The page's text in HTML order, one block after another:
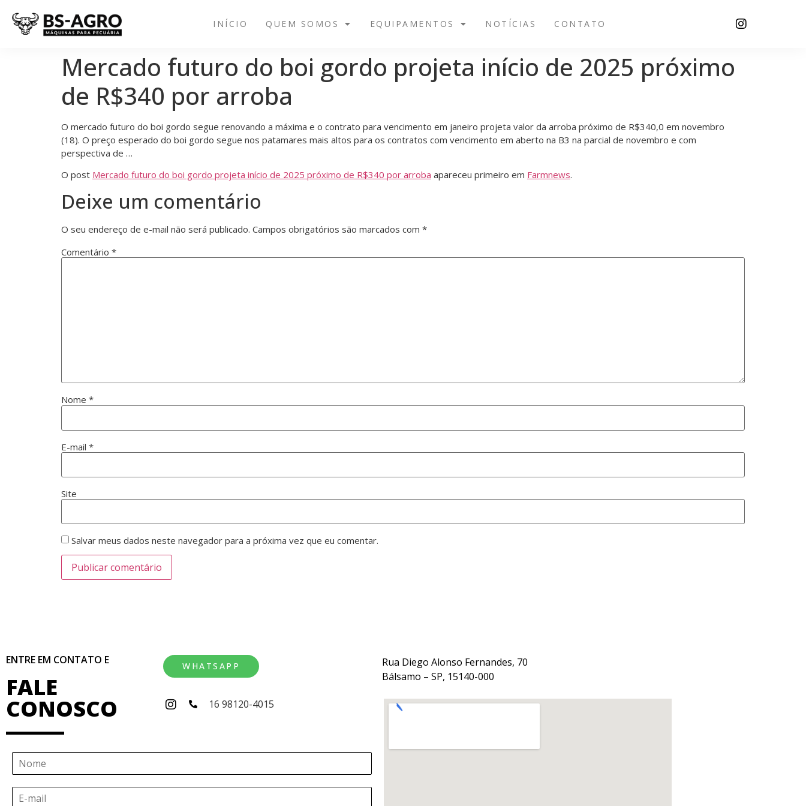
INÍCIO QUEM SOMOS EQUIPAMENTOS NOTÍCIAS CONTATO
Mercado futuro do boi gordo projeta início de 2025 próximo
de R$340 por arroba
O mercado futuro do boi gordo segue renovando a máxima e o contrato para vencimento em janeiro projeta valor da arroba próximo de R$340,0 em novembro
(18). O preço esperado do boi gordo segue nos patamares mais altos para os contratos com vencimento em aberto na B3 na parcial de novembro e com
perspectiva de …
O post Mercado futuro do boi gordo projeta início de 2025 próximo de R$340 por arroba apareceu primeiro em Farmnews.
Deixe um comentário
O seu endereço de e-mail não será publicado. Campos obrigatórios são marcados com *
Comentário *
Nome *
E-mail *
Site
Salvar meus dados neste navegador para a próxima vez que eu comentar.
ENTRE EM CONTATO E
FALE
CONOSCO
WHATSAPP
16 98120-4015
Rua Diego Alonso Fernandes, 70
Bálsamo – SP, 15140-000
N
E